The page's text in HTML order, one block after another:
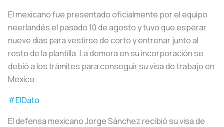
El mexicano fue presentado oficialmente por el equipo
neerlandés el pasado 10 de agosto y tuvo que esperar
nueve días para vestirse de corto y entrenar junto al
resto de la plantilla. La demora en su incorporación se
debió a los trámites para conseguir su visa de trabajo en
Mexico.
#ElDato
El defensa mexicano Jorge Sánchez recibió su visa de